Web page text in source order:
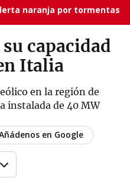
naranja por tormentas
capacidad
Italia
en la región de
instalada de 40 MW
en Google